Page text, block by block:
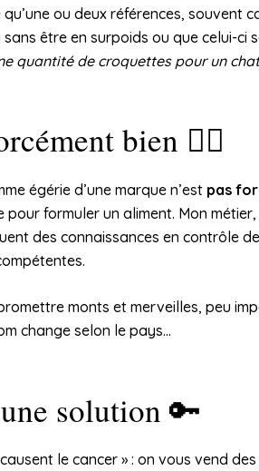
ou deux références, souvent
être en surpoids ou que celui-
quantité de croquettes pour un
bien 👨‍⚕️
égérie d’une marque n’est pas
formuler un aliment. Mon
des connaissances en contrôle
monts et merveilles, peu
change selon le pays…
solution 🔑
le cancer » : on vous vend